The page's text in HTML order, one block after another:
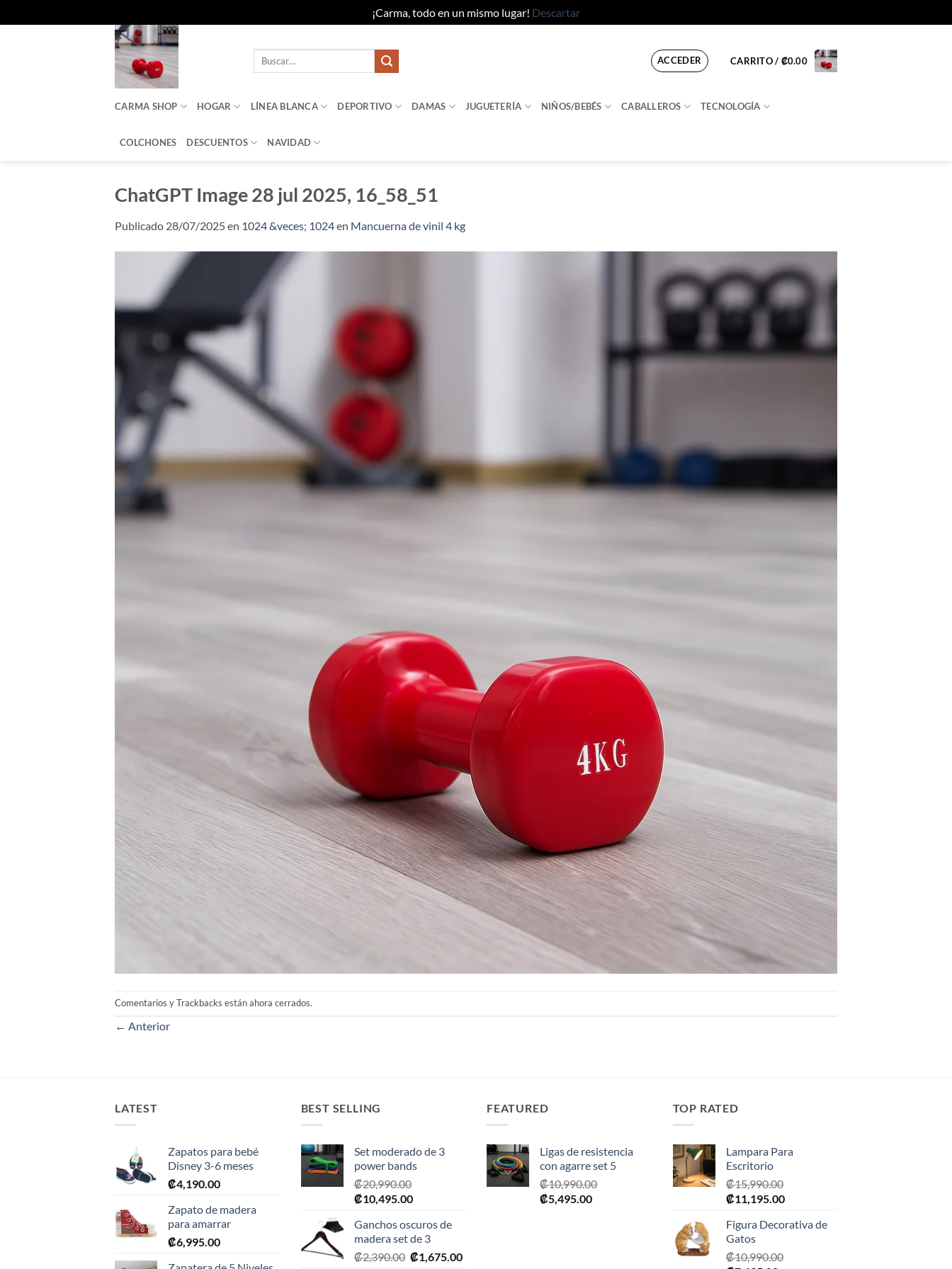
¡Carma, todo en un mismo lugar! Descartar
Buscar
ACCEDER CARRITO / ₡0.00
CARMA SHOP HOGAR LÍNEA BLANCA DEPORTIVO DAMAS JUGUETERÍA NIÑOS/BEBÉS CABALLEROS TECNOLOGÍA
COLCHONES DESCUENTOS NAVIDAD
ChatGPT Image 28 jul 2025, 16_58_51
Publicado 28/07/2025en 1024 &veces; 1024en Mancuerna de vinil 4 kg
Comentarios y Trackbacks están ahora cerrados.
← Anterior
LATEST
Zapatos para bebé
Disney 3-6 meses
₡4,190.00
Zapato de madera
para amarrar
₡6,995.00
BEST SELLING
Set moderado de 3
power bands
₡20,990.00
El
original
era:
₡20,990.00.
₡10,495.00El
actual
es:
₡10,495.00.
Ganchos oscuros de
madera set de 3
₡2,390.00 El
₡1,675.00El
FEATURED
Ligas de resistencia
con agarre set 5
₡10,990.00
El
₡5,495.00El
TOP RATED
Lampara Para
Escritorio
₡15,990.00
El
original
era:
₡15,990.00.
₡11,195.00El
actual
Figura Decorativa de
Gatos
₡10,990.00